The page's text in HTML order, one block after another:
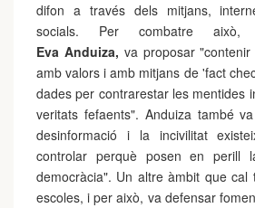
difon a través dels mitjans,
socials. Per combatre això,
Eva Anduiza, va proposar
amb valors i amb mitjans de 'fact
dades per contrarestar les mentides
veritats fefaents". Anduiza també
desinformació i la incivilitat
controlar perquè posen en perill
democràcia". Un altre àmbit que cal
escoles, i per això, va defensar